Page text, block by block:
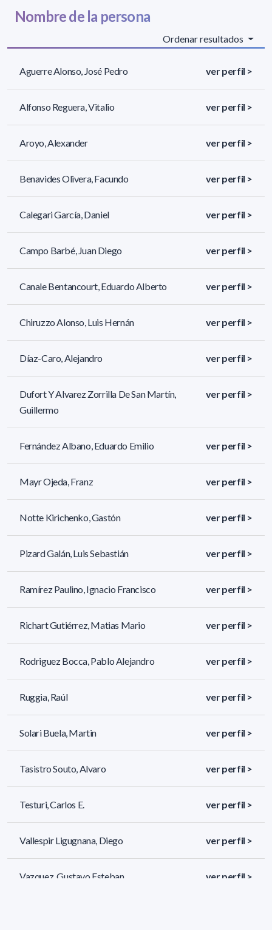
Nombre de la persona
Ordenar resultados
Aguerre Alonso, José Pedro ver perfil >
Alfonso Reguera, Vitalio ver perfil >
Aroyo, Alexander ver perfil >
Benavides Olivera, Facundo ver perfil >
Calegari García, Daniel ver perfil >
Campo Barbé, Juan Diego ver perfil >
Canale Bentancourt, Eduardo Alberto ver perfil >
Chiruzzo Alonso, Luis Hernán ver perfil >
Díaz-Caro, Alejandro ver perfil >
Dufort Y Alvarez Zorrilla De San Martín,
Guillermo
ver perfil >
Fernández Albano, Eduardo Emilio ver perfil >
Mayr Ojeda, Franz ver perfil >
Notte Kirichenko, Gastón ver perfil >
Pizard Galán, Luis Sebastián ver perfil >
Ramírez Paulino, Ignacio Francisco ver perfil >
Richart Gutiérrez, Matias Mario ver perfil >
Rodriguez Bocca, Pablo Alejandro ver perfil >
Ruggia, Raúl ver perfil >
Solari Buela, Martin ver perfil >
Tasistro Souto, Alvaro ver perfil >
Testuri, Carlos E. ver perfil >
Vallespir Ligugnana, Diego ver perfil >
Vazquez, Gustavo Esteban ver perfil >